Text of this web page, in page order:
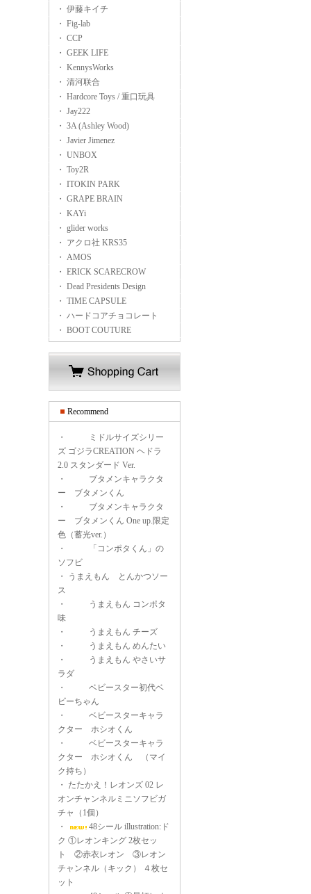
・ 伊藤キイチ
・ Fig-lab
・ CCP
・ GEEK LIFE
・ KennysWorks
・ 清河联合
・ Hardcore Toys / 重口玩具
・ Jay222
・ 3A (Ashley Wood)
・ Javier Jimenez
・ UNBOX
・ Toy2R
・ ITOKIN PARK
・ GRAPE BRAIN
・ KAYi
・ glider works
・ アクロ社 KRS35
・ AMOS
・ ERICK SCARECROW
・ Dead Presidents Design
・ TIME CAPSULE
・ ハードコアチョコレート
・ BOOT COUTURE
Recommend
・
ミドルサイズシリー
ズ ゴジラCREATION ヘドラ
2.0 スタンダード Ver.
・
ブタメンキャラクタ
ー ブタメンくん
・
ブタメンキャラクタ
ー ブタメンくん One up.限定
色（蓄光ver.）
・
「コンポタくん」の
ソフビ
・
うまえもん とんかつソー
ス
・
うまえもん コンポタ
味
・
うまえもん チーズ
・
うまえもん めんたい
・
うまえもん やさいサ
ラダ
・
ベビースター初代ベ
ビーちゃん
・
ベビースターキャラ
クター ホシオくん
・
ベビースターキャラ
クター ホシオくん （マイ
ク持ち）
・ たたかえ！レオンズ 02 レ
オンチャンネルミニソフビガ
チャ（1個）
・
48シール illustration:ド
ク ①レオンキング 2枚セッ
ト ②赤衣レオン ③レオン
チャンネル（キック） ４枚セ
ット